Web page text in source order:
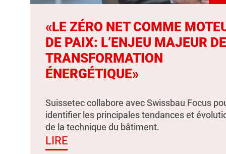
«LE ZÉRO NET COMME
DE PAIX: L’ENJEU MAJEUR
TRANSFORMATION
ÉNERGÉTIQUE»
Suissetec collabore avec Swissbau Focus
identifier les principales tendances et
de la technique du bâtiment.
LIRE